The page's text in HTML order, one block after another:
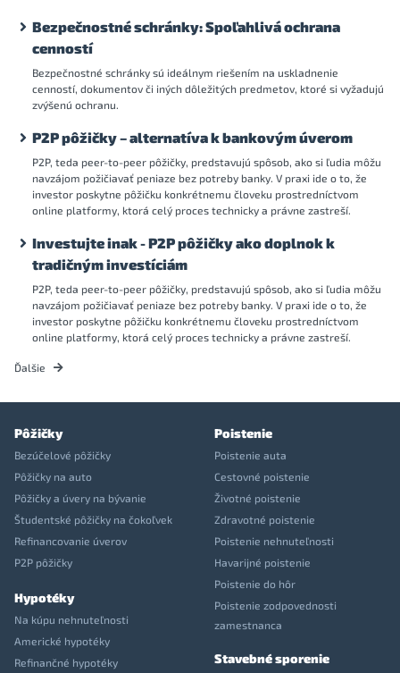
Bezpečnostné schránky: Spoľahlivá ochrana
cenností
Bezpečnostné schránky sú ideálnym riešením na uskladnenie
cenností, dokumentov či iných dôležitých predmetov, ktoré si vyžadujú
zvýšenú ochranu.
P2P pôžičky – alternatíva k bankovým úverom
P2P, teda peer-to-peer pôžičky, predstavujú spôsob, ako si ľudia môžu
navzájom požičiavať peniaze bez potreby banky. V praxi ide o to, že
investor poskytne pôžičku konkrétnemu človeku prostredníctvom
online platformy, ktorá celý proces technicky a právne zastreší.
Investujte inak - P2P pôžičky ako doplnok k
tradičným investíciám
P2P, teda peer-to-peer pôžičky, predstavujú spôsob, ako si ľudia môžu
navzájom požičiavať peniaze bez potreby banky. V praxi ide o to, že
investor poskytne pôžičku konkrétnemu človeku prostredníctvom
online platformy, ktorá celý proces technicky a právne zastreší.
Ďalšie
Pôžičky
Bezúčelové pôžičky
Pôžičky na auto
Pôžičky a úvery na bývanie
Študentské pôžičky na čokoľvek
Refinancovanie úverov
P2P pôžičky
Hypotéky
Na kúpu nehnuteľnosti
Americké hypotéky
Refinančné hypotéky
Poistenie
Poistenie auta
Cestovné poistenie
Životné poistenie
Zdravotné poistenie
Poistenie nehnuteľnosti
Havarijné poistenie
Poistenie do hôr
Poistenie zodpovednosti
zamestnanca
Stavebné sporenie